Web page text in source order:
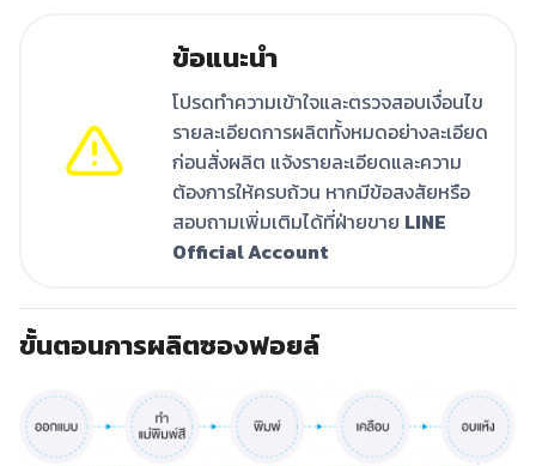
ข้อแนะนำ
โปรดทำความเข้าใจและตรวจสอบเงื่อนไข
รายละเอียดการผลิตทั้งหมดอย่างละเอียด
ก่อนสั่งผลิต แจ้งรายละเอียดและความ
ต้องการให้ครบถ้วน หากมีข้อสงสัยหรือ
สอบถามเพิ่มเติมได้ที่ฝ่ายขาย LINE
Official Account
ขั้นตอนการผลิตซองฟอยล์